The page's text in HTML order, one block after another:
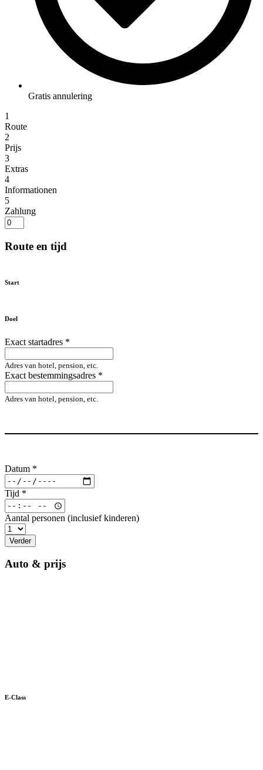
Gratis annulering
1
Route
2
Prijs
3
Extras
4
Informationen
5
Zahlung
Route en tijd
Start
Doel
Exact startadres *
Adres van hotel, pension, etc.
Exact bestemmingsadres *
Adres van hotel, pension, etc.
Datum *
Tijd *
Aantal personen (inclusief kinderen)
Verder
Auto & prijs
E-Class